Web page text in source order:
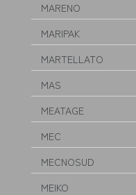
MARENO
MARIPAK
MARTELLATO
MAS
MEATAGE
MEC
MECNOSUD
MEIKO